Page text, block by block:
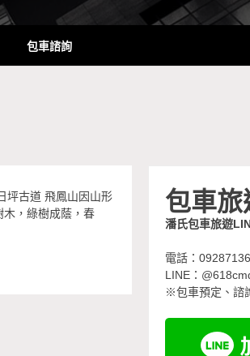
包車諮詢
坪古道 飛鳳山因山形
木，綠樹成蔭，春
包車
潘氏包車旅遊
電話：
LINE：
※包車預定、諮